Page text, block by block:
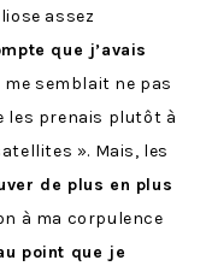
assez
que j’avais
me semblait ne pas
les prenais plutôt à
». Mais, les
de plus en plus
à ma corpulence
point que je